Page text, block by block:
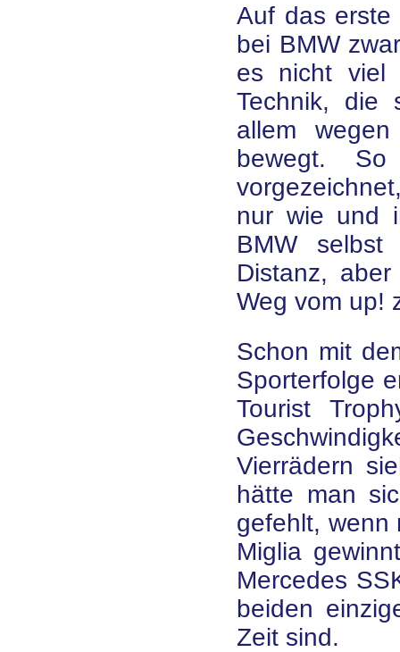
Auf das erste
bei BMW
es nicht viel
Technik, die
allem
bewegt.
nur wie und
BMW selbst
Distanz,
Weg vom up!
Schon mit
Sporterfolge
Tourist
Vierrädern
hätte man
gefehlt, wenn
Miglia
Mercedes
beiden
Zeit sind.